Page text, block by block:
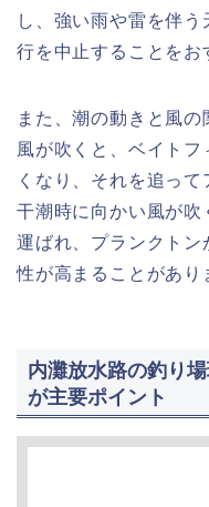
し、強い雨や雷を伴
行を中止することをお
また、潮の動きと風
風が吹くと、ベイト
くなり、それを追って
干潮時に向かい風が吹
運ばれ、プランクト
性が高まることがあり
内灘放水路の釣り
が主要ポイント